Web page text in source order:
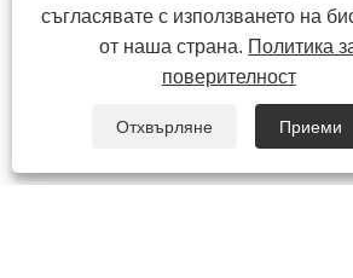
съгласявате с използването на
от наша страна. Политика
поверителност
Отхвърляне Приеми